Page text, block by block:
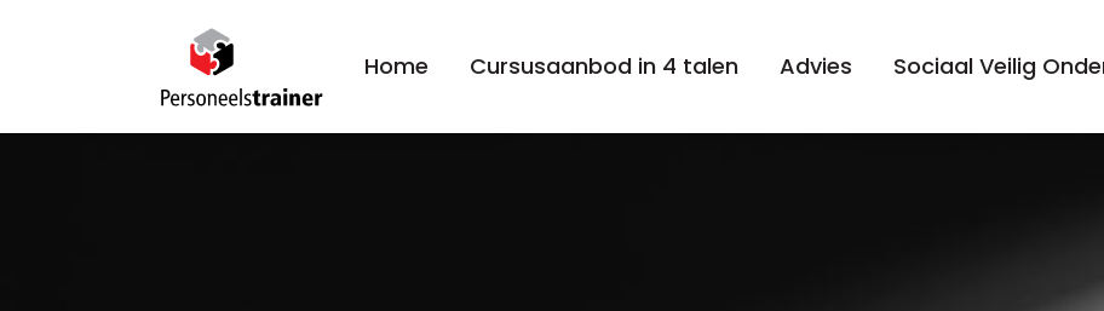
Home Cursusaanbod in 4 talen Advies Sociaal Veilig